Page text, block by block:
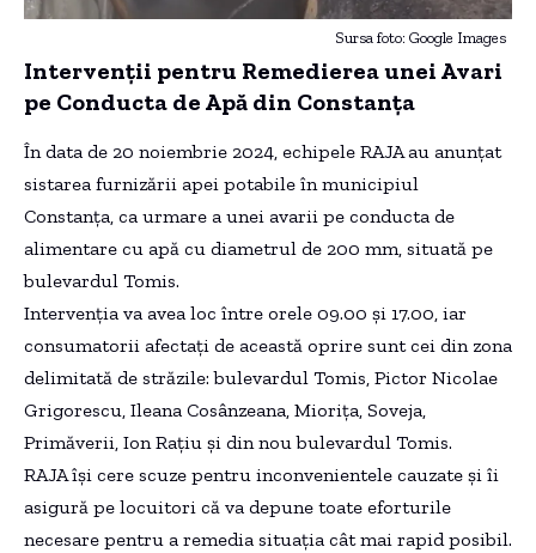
Sursa foto: Google Images
Intervenții pentru Remedierea unei Avari
pe Conducta de Apă din Constanța
În data de 20 noiembrie 2024, echipele RAJA au anunțat
sistarea furnizării apei potabile în municipiul
Constanța, ca urmare a unei avarii pe conducta de
alimentare cu apă cu diametrul de 200 mm, situată pe
bulevardul Tomis.
Intervenția va avea loc între orele 09.00 și 17.00, iar
consumatorii afectați de această oprire sunt cei din zona
delimitată de străzile: bulevardul Tomis, Pictor Nicolae
Grigorescu, Ileana Cosânzeana, Miorița, Soveja,
Primăverii, Ion Rațiu și din nou bulevardul Tomis.
RAJA își cere scuze pentru inconvenientele cauzate și îi
asigură pe locuitori că va depune toate eforturile
necesare pentru a remedia situația cât mai rapid posibil.